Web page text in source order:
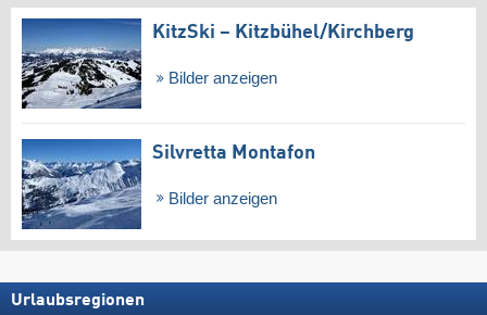
KitzSki – Kitzbühel/​Kirchberg
Bilder anzeigen
Silvretta Montafon
Bilder anzeigen
Urlaubsregionen